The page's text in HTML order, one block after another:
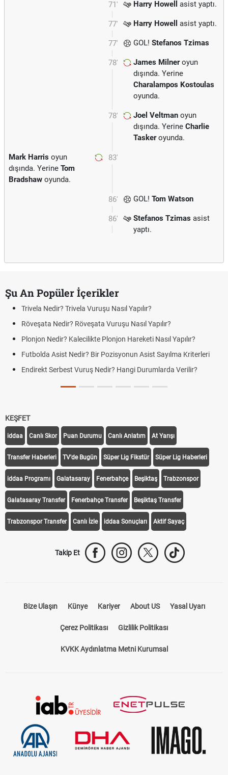
71' Harry Howell asist yaptı.
77' Harry Howell asist yaptı.
77' GOL! Stefanos Tzimas
78' James Milneroyun
dışında. Yerine
Charalampos Kostoulas
oyunda.
78' Joel Veltman oyun
dışında. Yerine Charlie
Taskeroyunda.
83'
Mark Harris oyun
dışında. Yerine Tom
Bradshaw oyunda.
86' GOL! Tom Watson
86' Stefanos Tzimas asist
yaptı.
Şu An Popüler İçerikler
Trivela Nedir? Trivela Vuruşu Nasıl Yapılır?
Röveşata Nedir? Röveşata Vuruşu Nasıl Yapılır?
Plonjon Nedir? Kalecilikte Plonjon Hareketi Nasıl Yapılır?
Futbolda Asist Nedir? Bir Pozisyonun Asist Sayılma Kriterleri
Endirekt Serbest Vuruş Nedir? Hangi Durumlarda Verilir?
KEŞFET
iddaa Canlı Skor Puan Durumu Canlı Anlatım At Yarışı
Transfer Haberleri TV'de Bugün Süper Lig Fikstür Süper Lig Haberleri
iddaa Programı Galatasaray Fenerbahçe Beşiktaş Trabzonspor
Galatasaray Transfer Fenerbahçe Transfer Beşiktaş Transfer
Trabzonspor Transfer Canlı İzle iddaa Sonuçları Aktif Sayaç
Takip Et
Bize Ulaşın Künye Kariyer About US Yasal Uyarı
Çerez Politikası Gizlilik Politikası
KVKK Aydınlatma Metni Kurumsal